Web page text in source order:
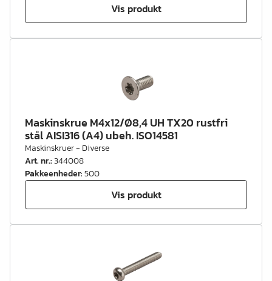
Vis produkt
Maskinskrue M4x12/Ø8,4 UH TX20 rustfri
stål AISI316 (A4) ubeh. ISO14581
Maskinskruer - Diverse
Art. nr.:344008
Pakkeenheder:500
Vis produkt